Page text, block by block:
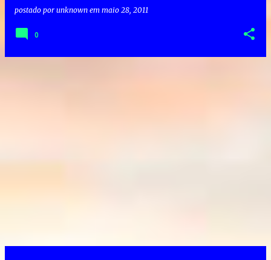
postado por unknown em maio 28, 2011
0